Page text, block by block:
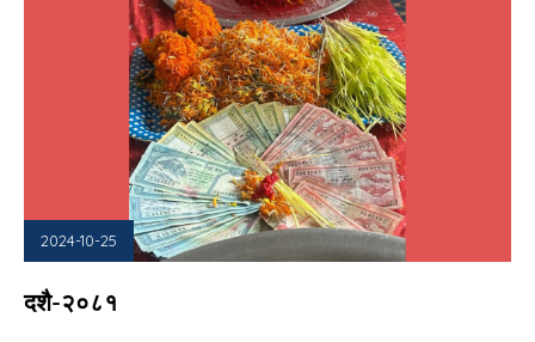
2024-10-25
दशै-२०८१